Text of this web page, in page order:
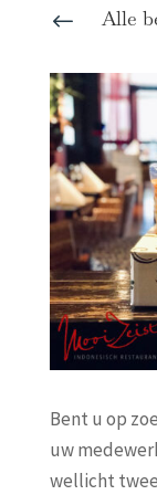
# Alle
Bent u op
uw
wellicht